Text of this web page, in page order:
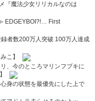
『魔法少女リリカルなのは
EDGEYBOI?!… First
者数200万人突破 100万人達成
こ】
、今のところマリンフブキに
身の状態を最優先にした上で